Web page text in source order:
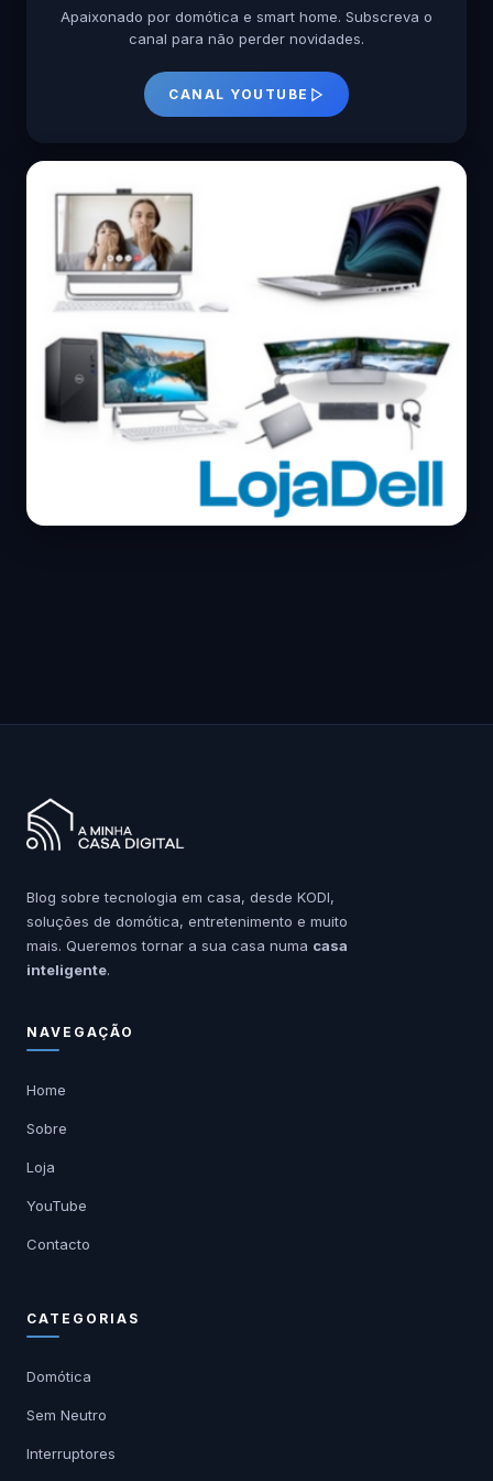
Apaixonado por domótica e smart home. Subscreva o
canal para não perder novidades.
CANAL YOUTUBE
Blog sobre tecnologia em casa, desde KODI,
soluções de domótica, entretenimento e muito
mais. Queremos tornar a sua casa numa casa
inteligente.
NAVEGAÇÃO
Home
Sobre
Loja
YouTube
Contacto
CATEGORIAS
Domótica
Sem Neutro
Interruptores